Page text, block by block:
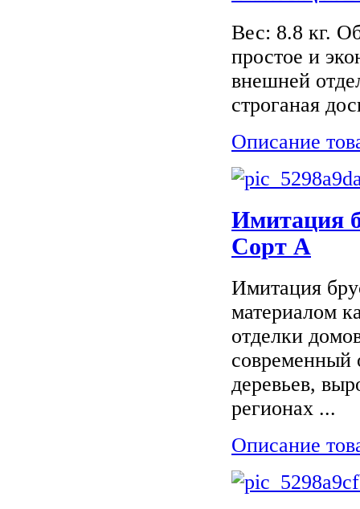
Вес: 8.8 кг.
простое и
внешней
строганая
Описание
Имитация
Сорт А
Имитация
материалом
отделки
современный
деревьев,
регионах ...
Описание